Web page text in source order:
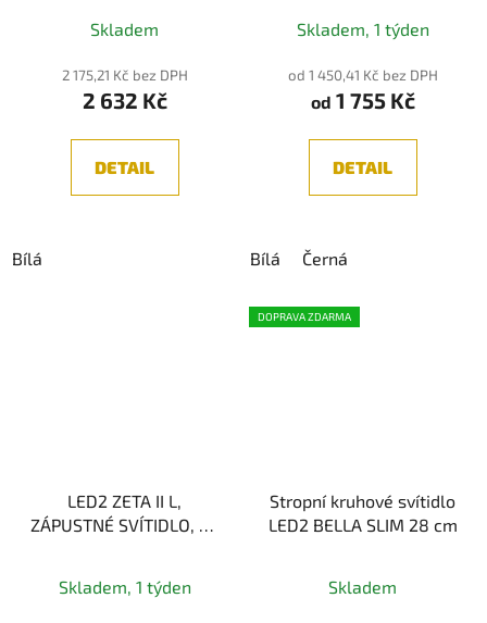
hodnocení
produktu
je
z
Skladem
2 175,21 Kč bez DPH
2 632 Kč
DETAIL
Bílá
Skladem, 1 týden
od 1 450,41 Kč bez DPH
od 1 755 Kč
DETAIL
Bílá Černá
LED2 ZETA II L,
ZÁPUSTNÉ SVÍTIDLO, 11-
Skladem, 1 týden
DOPRAVA ZDARMA
Stropní kruhové svítidlo
LED2 BELLA SLIM 28 cm
Skladem